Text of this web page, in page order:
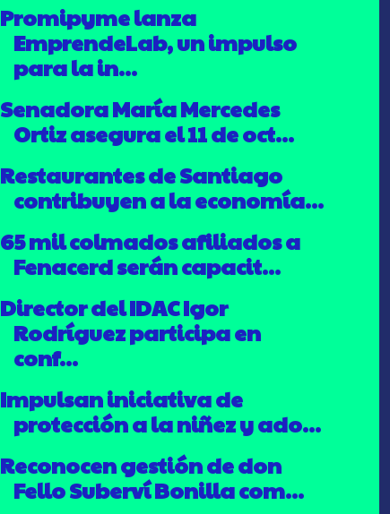
Promipyme lanza
EmprendeLab, un impulso
para la in...
Senadora María Mercedes
Ortiz asegura el 11 de oct...
Restaurantes de Santiago
contribuyen a la economía...
65 mil colmados afiliados a
Fenacerd serán capacit...
Director del IDAC Igor
Rodríguez participa en
conf...
Impulsan iniciativa de
protección a la niñez y ado...
Reconocen gestión de don
Fello Suberví Bonilla com...